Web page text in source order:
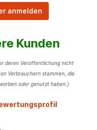
anmelden
Kunden
deren Veröffentlichung nicht
Verbrauchern stammen, die
oder genutzt haben.)